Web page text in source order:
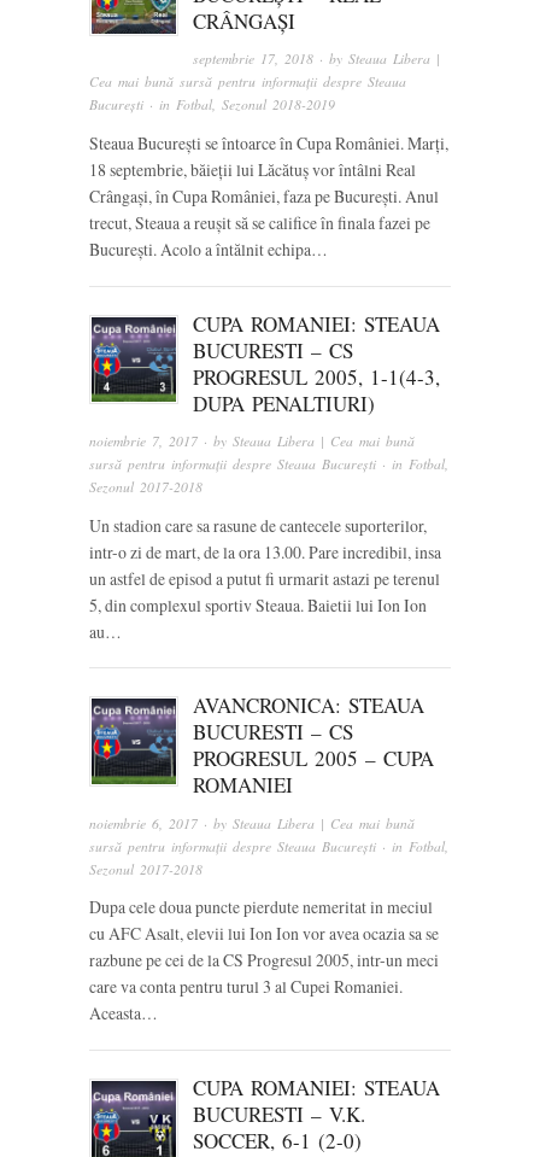
CRÂNGAȘI
septembrie 17, 2018 · bySteaua Libera |
Cea mai bună sursă pentru informații despre Steaua
București · in Fotbal, Sezonul 2018-2019
Steaua București se întoarce în Cupa României. Marți,
18 septembrie, băieții lui Lăcătuș vor întâlni Real
Crângași, în Cupa României, faza pe București. Anul
trecut, Steaua a reușit să se califice în finala fazei pe
București. Acolo a întălnit echipa…
CUPA ROMANIEI: STEAUA
BUCURESTI – CS
PROGRESUL 2005, 1-1(4-3,
DUPA PENALTIURI)
noiembrie 7, 2017 · by Steaua Libera | Cea mai bună
sursă pentru informații despre Steaua București · in Fotbal
Sezonul 2017-2018
Un stadion care sa rasune de cantecele suporterilor,
intr-o zi de mart, de la ora 13.00. Pare incredibil, insa
un astfel de episod a putut fi urmarit astazi pe terenul
5, din complexul sportiv Steaua. Baietii lui Ion Ion
au…
AVANCRONICA: STEAUA
BUCURESTI – CS
PROGRESUL 2005 – CUPA
ROMANIEI
noiembrie 6, 2017 · by Steaua Libera | Cea mai bună
sursă pentru informații despre Steaua București · in Fotbal
Sezonul 2017-2018
Dupa cele doua puncte pierdute nemeritat in meciul
cu AFC Asalt, elevii lui Ion Ion vor avea ocazia sa se
razbune pe cei de la CS Progresul 2005, intr-un meci
care va conta pentru turul 3 al Cupei Romaniei.
Aceasta…
CUPA ROMANIEI: STEAUA
BUCURESTI – V.K.
SOCCER, 6-1 (2-0)